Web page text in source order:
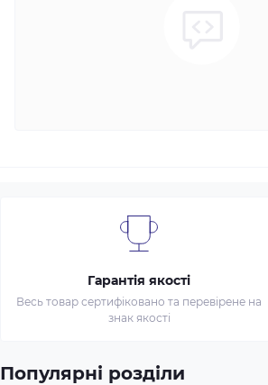
Гарантія якості
Весь товар сертифіковано та перевірене на
знак якості
Популярні розділи